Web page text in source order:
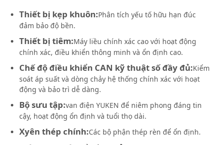
Máy đúc quá mức
Thiết bị phụ kiện máy đúc phun
Dầu silicon cao su phun
Dầu silicon lỏng
Dầu cao su silicone
Thiết bị kẹp khuôn:Phân tích yếu tố hữu hạn đúc
đảm bảo độ bền.
Thiết bị tiêm:Máy liều chính xác cao với hoạt động
chính xác, điều khiển thông minh và ổn định cao.
Chế độ điều khiển CAN kỹ thuật số đầy đủ:Kiểm
soát áp suất và dòng chảy hệ thống chính xác với hoạt
động và bảo trì dễ dàng.
Bộ sưu tập:van điện YUKEN để niêm phong đáng tin
cậy, hoạt động ổn định và tuổi thọ dài.
Xyên thép chính:Các bộ phận thép rèn để ổn định.